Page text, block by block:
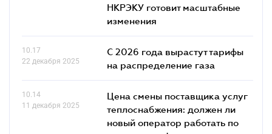
НКРЭКУ готовит масштабные
изменения
10.17
22 декабря 2025
С 2026 года вырастут тарифы
на распределение газа
10.14
11 декабря 2025
Цена смены поставщика услуг
теплоснабжения: должен ли
новый оператор работать по